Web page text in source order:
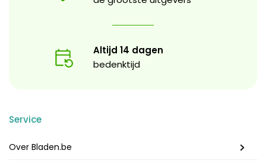
Altijd 14 dagen
bedenktijd
Service
Over Bladen.be